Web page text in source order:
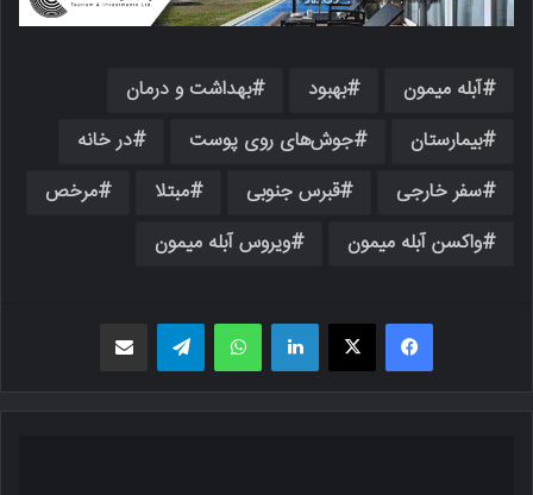
آبله میمون بهبود
بهداشت و درمان
بیمارستان
جوش‌های روی پوست
در خانه
سفر خارجی
قبرس جنوبی مبتلا
مرخص
واکسن آبله میمون
ویروس آبله میمون
فیسبوک X لینکدین واتس اپ تلگرام